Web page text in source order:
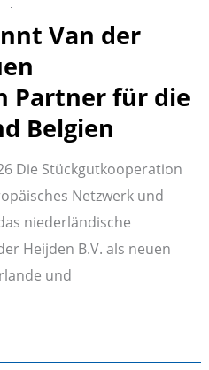
Van der
Partner für die
Belgien
Die Stückgutkooperation
Netzwerk und
niederländische
Heijden B.V. als neuen
und